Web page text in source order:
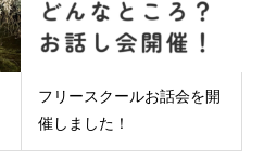
フリースクールお話会を開
催しました！